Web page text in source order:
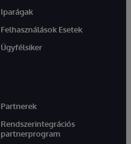
Iparágak
Felhasználások Esetek
Ügyfélsiker
Partnerek
Rendszerintegrációs
partnerprogram